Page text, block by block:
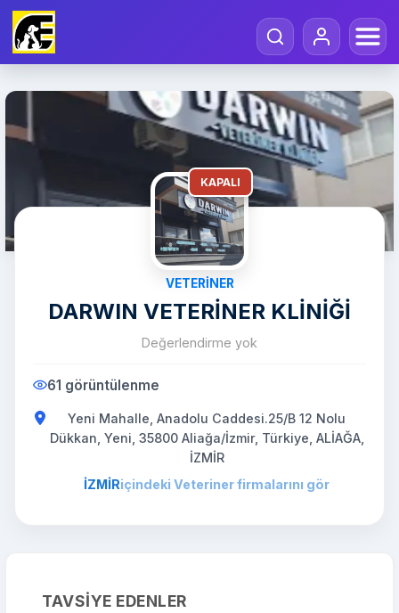
KAPALI
VETERINER
DARWIN VETERİNER KLİNİĞİ
Değerlendirme yok
61 görüntülenme
Yeni Mahalle, Anadolu Caddesi.25/B 12 Nolu
Dükkan, Yeni, 35800 Aliağa/İzmir, Türkiye, ALİAĞA,
İZMİR
İZMİRiçindeki Veteriner firmalarını gör
TAVSIYE EDENLER